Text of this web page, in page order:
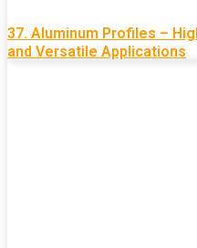
37. Aluminum Profiles –
and Versatile Applications